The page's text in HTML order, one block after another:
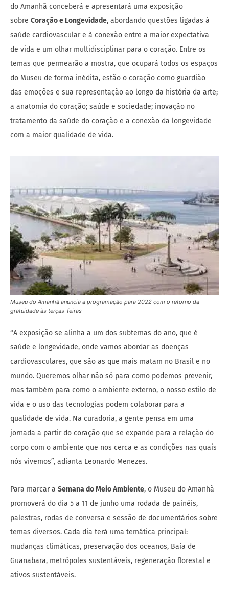
do Amanhã conceberá e apresentará uma exposição
sobre Coração e Longevidade, abordando questões ligadas à
saúde cardiovascular e à conexão entre a maior expectativa
de vida e um olhar multidisciplinar para o coração. Entre os
temas que permearão a mostra, que ocupará todos os espaços
do Museu de forma inédita, estão o coração como guardião
das emoções e sua representação ao longo da história da arte;
a anatomia do coração; saúde e sociedade; inovação no
tratamento da saúde do coração e a conexão da longevidade
com a maior qualidade de vida.
Museu do Amanhã anuncia a programação para 2022 com o retorno da
gratuidade às terças-feiras
“A exposição se alinha a um dos subtemas do ano, que é
saúde e longevidade, onde vamos abordar as doenças
cardiovasculares, que são as que mais matam no Brasil e no
mundo. Queremos olhar não só para como podemos prevenir,
mas também para como o ambiente externo, o nosso estilo de
vida e o uso das tecnologias podem colaborar para a
qualidade de vida. Na curadoria, a gente pensa em uma
jornada a partir do coração que se expande para a relação do
corpo com o ambiente que nos cerca e as condições nas quais
nós vivemos”, adianta Leonardo Menezes.
Para marcar a Semana do Meio Ambiente, o Museu do Amanhã
promoverá do dia 5 a 11 de junho uma rodada de painéis,
palestras, rodas de conversa e sessão de documentários sobre
temas diversos. Cada dia terá uma temática principal:
mudanças climáticas, preservação dos oceanos, Baía de
Guanabara, metrópoles sustentáveis, regeneração florestal e
ativos sustentáveis.